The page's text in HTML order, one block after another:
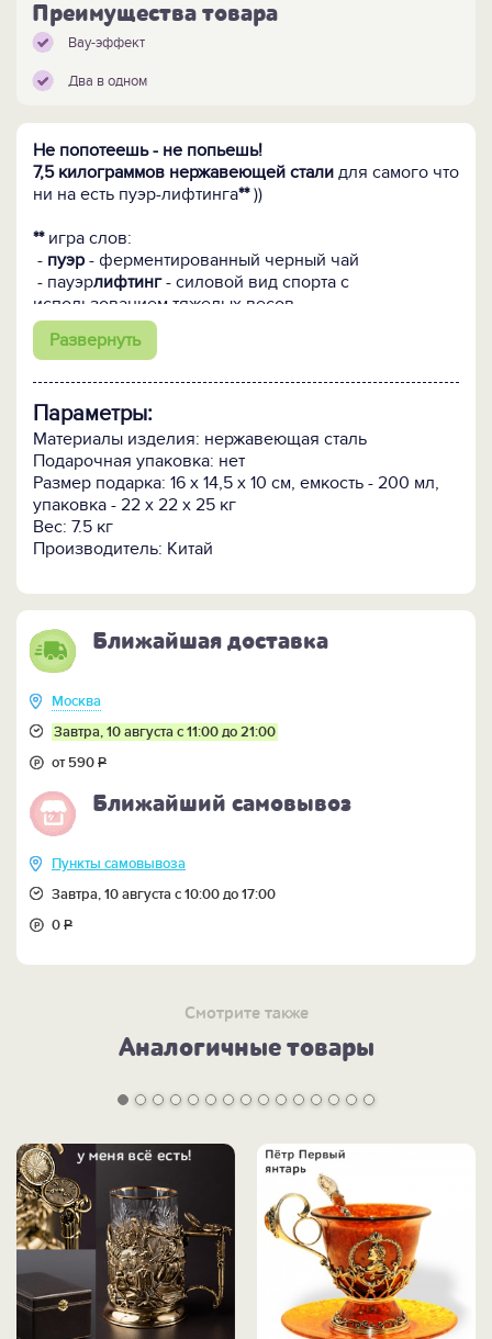
Преимущества товара
Вау-эффект
Два в одном
Не попотеешь - не попьешь!
7,5 килограммов нержавеющей стали для самого что
ни на есть пуэр-лифтинга**))
**игра слов:
- пуэр - ферментированный черный чай
- пауэрлифтинг- силовой вид спорта с
использованием тяжелых весов
Развернуть
Параметры:
Материалы изделия: нержавеющая сталь
Подарочная упаковка: нет
Размер подарка: 16 х 14,5 х 10 см, емкость - 200 мл,
упаковка - 22 х 22 х 25 кг
Вес: 7.5 кг
Производитель: Китай
Ближайшая доставка
Москва
Завтра, 10 августа с 11:00 до 21:00
от 590Р
Ближайший самовывоз
Пункты самовывоза
Завтра, 10 августа с 10:00 до 17:00
0Р
Смотрите также
Аналогичные товары